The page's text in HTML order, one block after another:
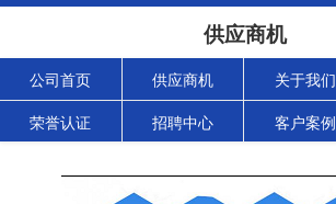
供应商机
公司首页 供应商机 关于我们
荣誉认证 招聘中心 客户案例